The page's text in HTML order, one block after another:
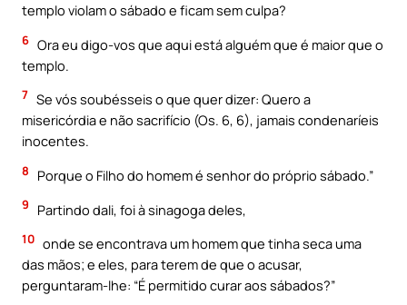
templo violam o sábado e ficam sem culpa?
6 Ora eu digo-vos que aqui está alguém que é maior que o
templo.
7 Se vós soubésseis o que quer dizer: Quero a
misericórdia e não sacrifício (Os. 6, 6), jamais condenaríeis
inocentes.
8 Porque o Filho do homem é senhor do próprio sábado.”
9 Partindo dali, foi à sinagoga deles,
10 onde se encontrava um homem que tinha seca uma
das mãos; e eles, para terem de que o acusar,
perguntaram-lhe: “É permitido curar aos sábados?”